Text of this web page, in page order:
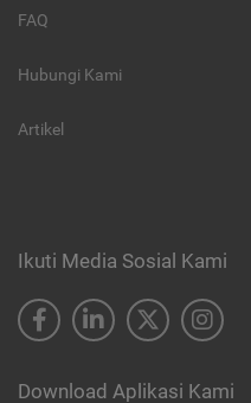
FAQ
Hubungi Kami
Artikel
Ikuti Media Sosial Kami
Download Aplikasi Kami